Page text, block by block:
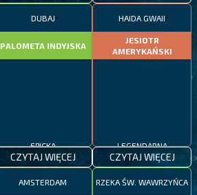
DUBAJ
PALOMETA INDYJSKA
EPICKA
CZYTAJ WIĘCEJ
HAIDA GWAII
JESIOTR
AMERYKAŃSKI
LEGENDARNA
CZYTAJ WIĘCEJ
AMSTERDAM RZEKA ŚW. WAWRZYŃCA